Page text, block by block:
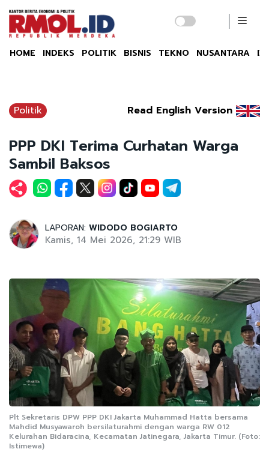
HOME INDEKS POLITIK BISNIS TEKNO NUSANTARA
Politik Read English Version
PPP DKI Terima Curhatan Warga
Sambil Baksos
LAPORAN: WIDODO BOGIARTO
Kamis, 14 Mei 2026, 21:29 WIB
Plt Sekretaris DPW PPP DKI Jakarta Muhammad Hatta bersama
Mahdid Musyawaroh bersilaturahmi dengan warga RW 012
Kelurahan Bidaracina, Kecamatan Jatinegara, Jakarta Timur. (Foto:
Istimewa)